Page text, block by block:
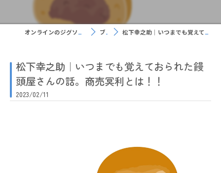
オンラインのジグソーパズルなら元祖ぱずる屋さん ブログ 松下幸之助｜いつまでも覚えておられた饅頭屋さんの話。商売冥利とは！！
松下幸之助｜いつまでも覚えておられた饅
頭屋さんの話。商売冥利とは！！
2023/02/11